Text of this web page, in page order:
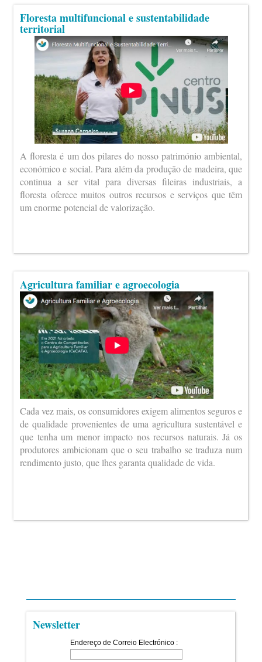
Floresta multifuncional e sustentabilidade
territorial
A floresta é um dos pilares do nosso património ambiental,
económico e social. Para além da produção de madeira, que
continua a ser vital para diversas fileiras industriais, a
floresta oferece muitos outros recursos e serviços que têm
um enorme potencial de valorização.
Agricultura familiar e agroecologia
Cada vez mais, os consumidores exigem alimentos seguros e
de qualidade provenientes de uma agricultura sustentável e
que tenha um menor impacto nos recursos naturais. Já os
produtores ambicionam que o seu trabalho se traduza num
rendimento justo, que lhes garanta qualidade de vida.
Newsletter